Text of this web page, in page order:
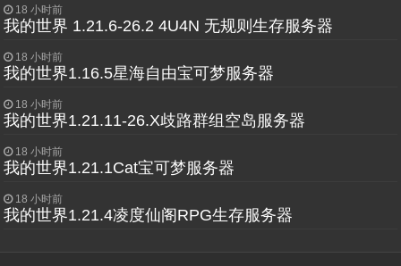
18 小时前
我的世界 1.21.6-26.2 4U4N 无规则生存服务器
18 小时前
我的世界1.16.5星海自由宝可梦服务器
18 小时前
我的世界1.21.11-26.X歧路群组空岛服务器
18 小时前
我的世界1.21.1Cat宝可梦服务器
18 小时前
我的世界1.21.4凌度仙阁RPG生存服务器